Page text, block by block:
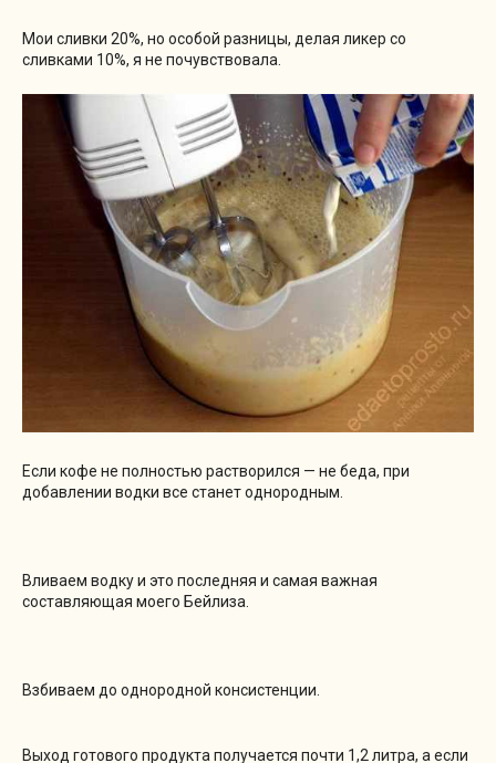
Мои сливки 20%, но особой разницы, делая ликер со
сливками 10%, я не почувствовала.
Если кофе не полностью растворился — не беда, при
добавлении водки все станет однородным.
Вливаем водку и это последняя и самая важная
составляющая моего Бейлиза.
Взбиваем до однородной консистенции.
Выход готового продукта получается почти 1,2 литра, а если